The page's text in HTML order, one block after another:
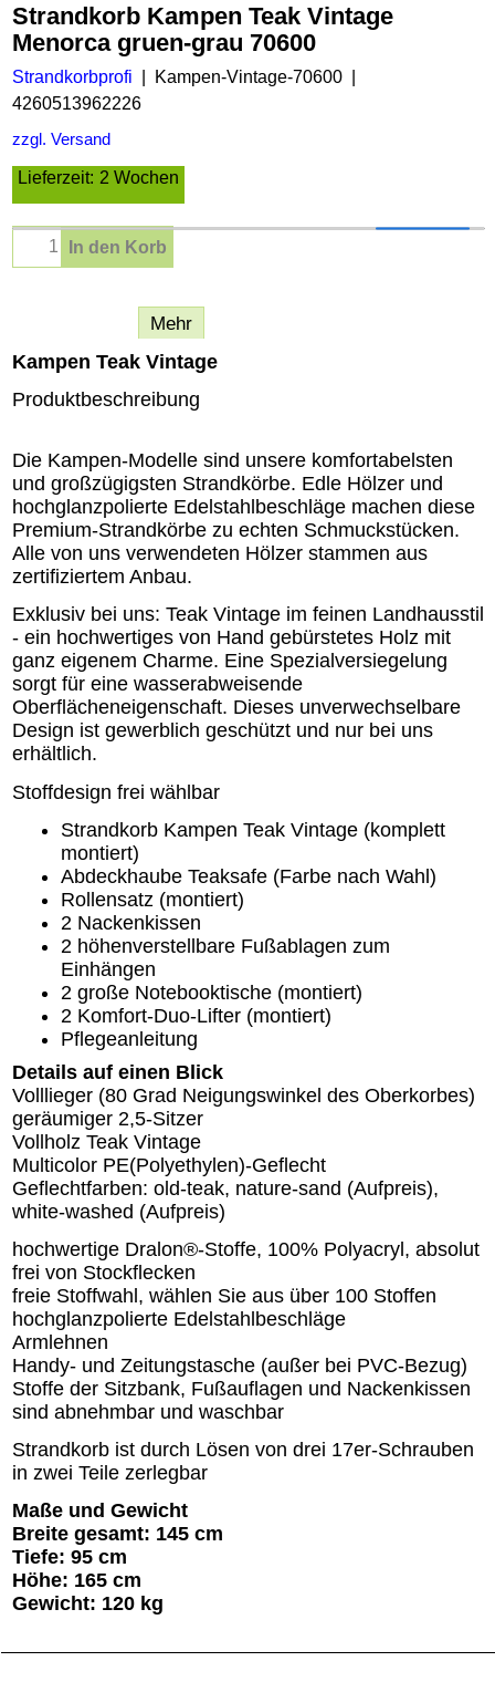
Strandkorb Kampen Teak Vintage
Menorca gruen-grau 70600
Strandkorbprofi
Kampen-Vintage-70600
4260513962226
zzgl. Versand
Lieferzeit: 2 Wochen
In den Korb
Mehr
Kampen Teak Vintage
Produktbeschreibung
Die Kampen-Modelle sind unsere komfortabelsten
und großzügigsten Strandkörbe. Edle Hölzer und
hochglanzpolierte Edelstahlbeschläge machen diese
Premium-Strandkörbe zu echten Schmuckstücken.
Alle von uns verwendeten Hölzer stammen aus
zertifiziertem Anbau.
Exklusiv bei uns: Teak Vintage im feinen Landhausstil
- ein hochwertiges von Hand gebürstetes Holz mit
ganz eigenem Charme. Eine Spezialversiegelung
sorgt für eine wasserabweisende
Oberflächeneigenschaft. Dieses unverwechselbare
Design ist gewerblich geschützt und nur bei uns
erhältlich.
Stoffdesign frei wählbar
Strandkorb Kampen Teak Vintage (komplett
montiert)
Abdeckhaube Teaksafe (Farbe nach Wahl)
Rollensatz (montiert)
2 Nackenkissen
2 höhenverstellbare Fußablagen zum
Einhängen
2 große Notebooktische (montiert)
2 Komfort-Duo-Lifter (montiert)
Pflegeanleitung
Details auf einen Blick
Volllieger (80 Grad Neigungswinkel des Oberkorbes)
geräumiger 2,5-Sitzer
Vollholz Teak Vintage
Multicolor PE(Polyethylen)-Geflecht
Geflechtfarben: old-teak, nature-sand (Aufpreis),
white-washed (Aufpreis)
hochwertige Dralon®-Stoffe, 100% Polyacryl, absolut
frei von Stockflecken
freie Stoffwahl, wählen Sie aus über 100 Stoffen
hochglanzpolierte Edelstahlbeschläge
Armlehnen
Handy- und Zeitungstasche (außer bei PVC-Bezug)
Stoffe der Sitzbank, Fußauflagen und Nackenkissen
sind abnehmbar und waschbar
Strandkorb ist durch Lösen von drei 17er-Schrauben
in zwei Teile zerlegbar
Maße und Gewicht
Breite gesamt: 145 cm
Tiefe: 95 cm
Höhe: 165 cm
Gewicht: 120 kg